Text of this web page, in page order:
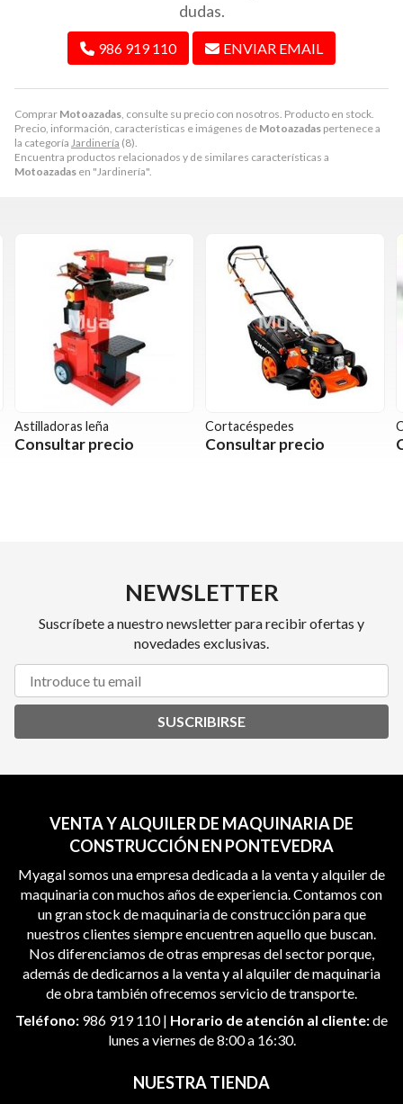
Comprar Motoazadas, consulte su precio con nosotros. Producto en stock.
Precio, información, características e imágenes de Motoazadas pertenece a
la categoría Jardinería (8).
Encuentra productos relacionados y de similares características a
Motoazadas en "Jardinería".
dudas.
986 919 110 ENVIAR EMAIL
Astilladoras leña
Consultar precio
Cortacéspedes
Consultar precio
NEWSLETTER
Suscríbete a nuestro newsletter para recibir ofertas y
novedades exclusivas.
SUSCRIBIRSE
VENTA Y ALQUILER DE MAQUINARIA DE
CONSTRUCCIÓN EN PONTEVEDRA
Myagal somos una empresa dedicada a la venta y alquiler de
maquinaria con muchos años de experiencia. Contamos con
un gran stock de maquinaria de construcción para que
nuestros clientes siempre encuentren aquello que buscan.
Nos diferenciamos de otras empresas del sector porque,
además de dedicarnos a la venta y al alquiler de maquinaria
de obra también ofrecemos servicio de transporte.
Teléfono: 986 919 110| Horario de atención al cliente:de
lunes a viernes de 8:00 a 16:30.
NUESTRA TIENDA